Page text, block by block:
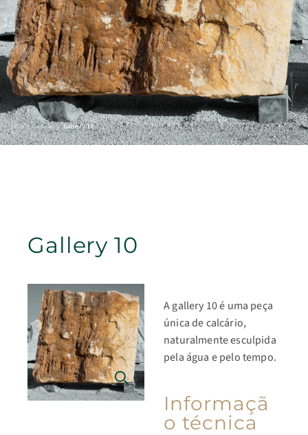
Início / Galleries / Gallery 10
Gallery 10
A gallery 10 é uma peça
única de calcário,
naturalmente esculpida
pela água e pelo tempo.
Informaçã
o técnica